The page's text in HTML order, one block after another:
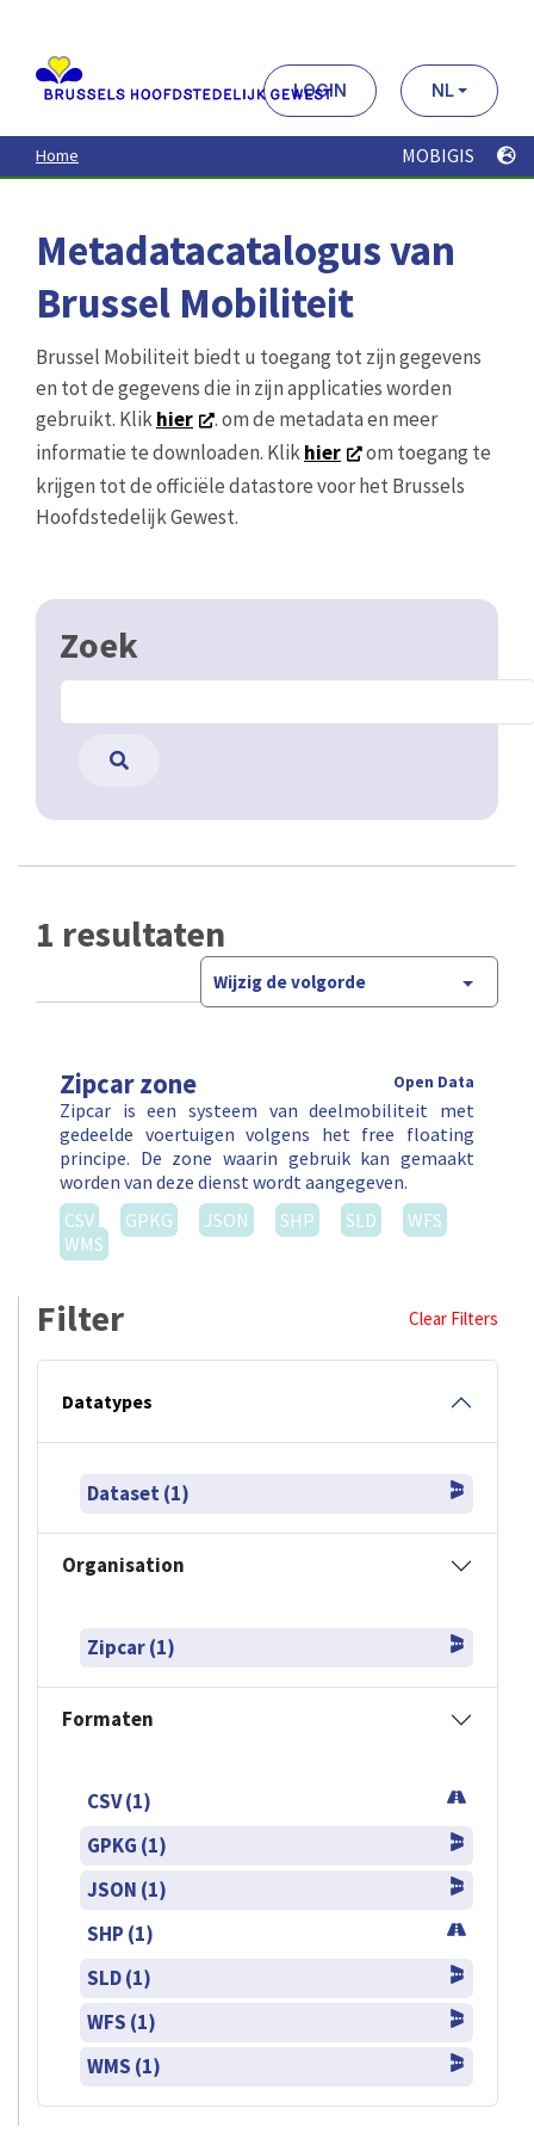
contenu
principal
LOGIN NL
Home MOBIGIS
Metadatacatalogus van
Brussel Mobiliteit
Brussel Mobiliteit biedt u toegang tot zijn gegevens
en tot de gegevens die in zijn applicaties worden
gebruikt. Klikhier
. om de metadata en meer
informatie te downloaden. Klikhier
om toegang te
krijgen tot de officiële datastore voor het Brussels
Hoofdstedelijk Gewest.
Zoek
1 resultaten
Wijzig de volgorde
Zipcar zone Open Data
Zipcar is een systeem van deelmobiliteit met
gedeelde voertuigen volgens het free floating
principe. De zone waarin gebruik kan gemaakt
worden van deze dienst wordt aangegeven.
CSV
GPKG JSON SHP SLD
WFS
WMS
Filter Clear Filters
Datatypes
Dataset (1)
Organisation
Zipcar (1)
Formaten
CSV (1)
GPKG (1)
JSON (1)
SHP (1)
SLD (1)
WFS (1)
WMS (1)